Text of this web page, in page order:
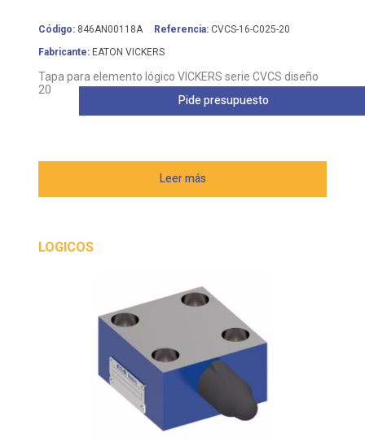
Código: 846AN00118A Referencia: CVCS-16-C025-20
Fabricante: EATON VICKERS
Tapa para elemento lógico VICKERS serie CVCS diseño
20
Leer más
Pide presupuesto
LOGICOS